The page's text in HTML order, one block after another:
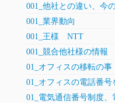
001_他社との違い、今
001_業界動向
001_王様 NTT
001_競合他社様の情報
01_オフィスの移転の事
01_オフィスの電話番号
01_電気通信番号制度